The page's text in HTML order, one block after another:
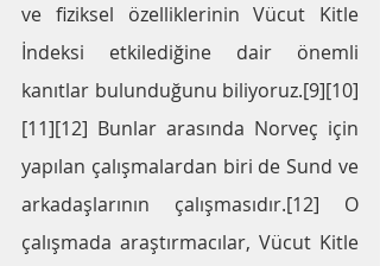
ve fiziksel özelliklerinin Vücut Kitle
İndeksi etkilediğine dair önemli
kanıtlar bulunduğunu biliyoruz.[9][10]
[11][12] Bunlar arasında Norveç için
yapılan çalışmalardan biri de Sund ve
arkadaşlarının çalışmasıdır.[12] O
çalışmada araştırmacılar, Vücut Kitle